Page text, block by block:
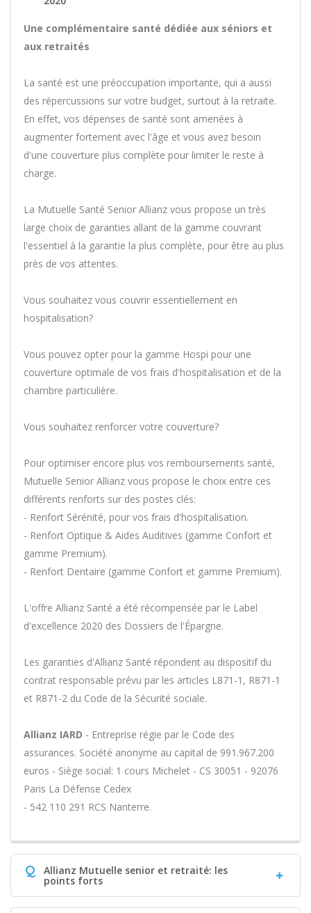
Une complémentaire santé dédiée aux séniors et
aux retraités
La santé est une préoccupation importante, qui a aussi
des répercussions sur votre budget, surtout à la retraite.
En effet, vos dépenses de santé sont amenées à
augmenter fortement avec l'âge et vous avez besoin
d'une couverture plus complète pour limiter le reste à
charge.
La Mutuelle Santé Senior Allianz vous propose un très
large choix de garanties allant de la gamme couvrant
l'essentiel à la garantie la plus complète, pour être au plus
près de vos attentes.
Vous souhaitez vous couvrir essentiellement en
hospitalisation?
Vous pouvez opter pour la gamme Hospi pour une
couverture optimale de vos frais d'hospitalisation et de la
chambre particulière.
Vous souhaitez renforcer votre couverture?
Pour optimiser encore plus vos remboursements santé,
Mutuelle Senior Allianz vous propose le choix entre ces
différents renforts sur des postes clés:
- Renfort Sérénité, pour vos frais d'hospitalisation.
- Renfort Optique & Aides Auditives (gamme Confort et
gamme Premium).
- Renfort Dentaire (gamme Confort et gamme Premium).
L'offre Allianz Santé a été récompensée par le Label
d'excellence 2020 des Dossiers de l'Épargne.
Les garanties d'Allianz Santé répondent au dispositif du
contrat responsable prévu par les articles L871-1, R871-1
et R871-2 du Code de la Sécurité sociale.
Allianz IARD - Entreprise régie par le Code des
assurances. Société anonyme au capital de 991.967.200
euros - Siège social: 1 cours Michelet - CS 30051 - 92076
Paris La Défense Cedex
- 542 110 291 RCS Nanterre.
Q Allianz Mutuelle senior et retraité: les
points forts